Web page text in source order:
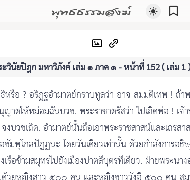
พุทธธรรมสงฆ์
วินัยปิฎก มหาวิภังค์ เล่ม ๑ ภาค ๑ - หน้าที่ 152 ( เล่ม 1 )
หรือ ? อริฏฐอำมาตย์กราบทูลว่า อาจ สมมติเทพ ! ถ้า
าตให้หม่อมฉันบวช. พระราชาตรัสว่า ไปเถิดพ่อ ! เจ้
งบวชเถิด. อำมาตย์นั้นถือเอาพระราชสาสน์และเถรส
ชัมพุโกลปัฏฏนะ โดยวันเดียวเท่านั้น ด้วยกำลังการอธิ
เรือข้ามสมุทรไปยังเมืองปาตลีบุตรทีเดียว. ฝ่ายพระนา